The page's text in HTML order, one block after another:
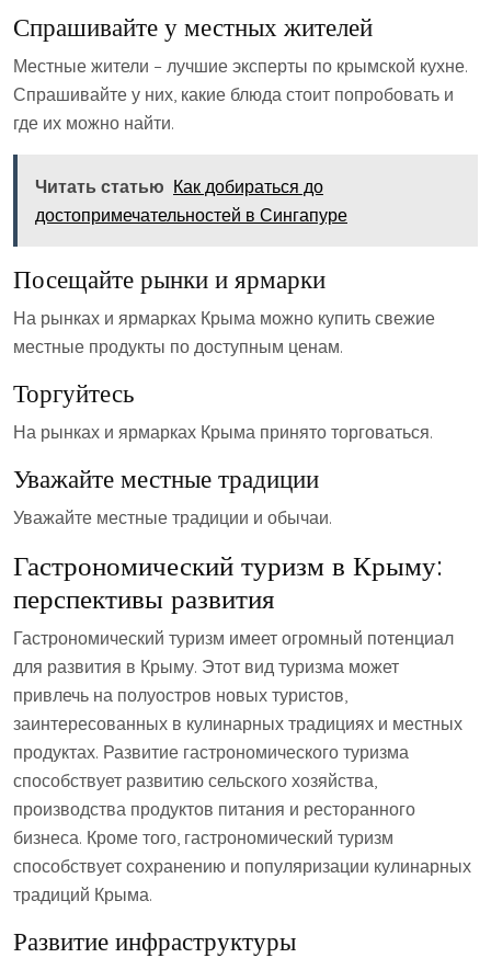
Спрашивайте у местных жителей
Местные жители – лучшие эксперты по крымской кухне.
Спрашивайте у них‚ какие блюда стоит попробовать и
где их можно найти.
Читать статью Как добираться до
достопримечательностей в Сингапуре
Посещайте рынки и ярмарки
На рынках и ярмарках Крыма можно купить свежие
местные продукты по доступным ценам.
Торгуйтесь
На рынках и ярмарках Крыма принято торговаться.
Уважайте местные традиции
Уважайте местные традиции и обычаи.
Гастрономический туризм в Крыму:
перспективы развития
Гастрономический туризм имеет огромный потенциал
для развития в Крыму. Этот вид туризма может
привлечь на полуостров новых туристов‚
заинтересованных в кулинарных традициях и местных
продуктах. Развитие гастрономического туризма
способствует развитию сельского хозяйства‚
производства продуктов питания и ресторанного
бизнеса. Кроме того‚ гастрономический туризм
способствует сохранению и популяризации кулинарных
традиций Крыма.
Развитие инфраструктуры